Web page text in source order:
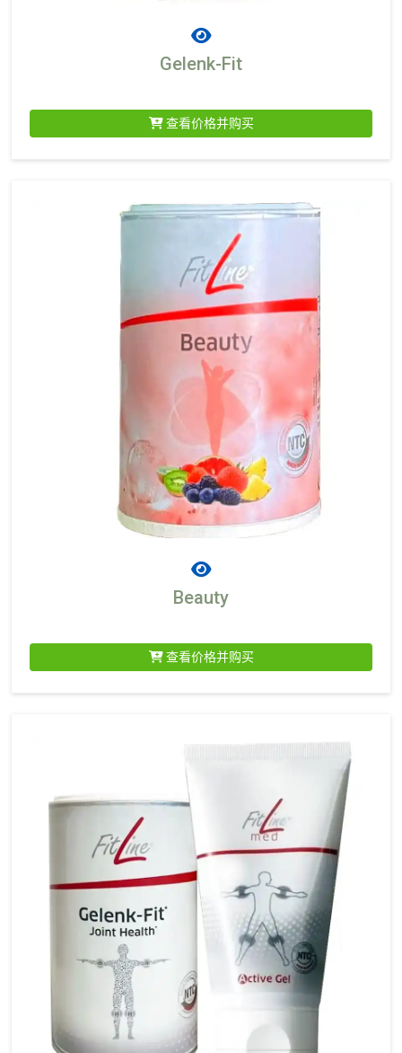
Gelenk-Fit
查看价格并购买
Beauty
查看价格并购买